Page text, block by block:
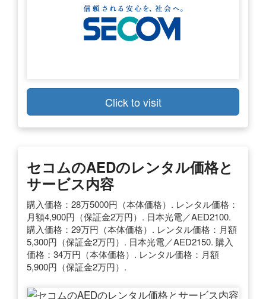
Click to visit
セコムのAEDのレンタル価格と
サービス内容
購入価格：28万5000円（本体価格）. レンタル価格：
月額4,900円（保証金2万円）. 日本光電／AED2100.
購入価格：29万円（本体価格）. レンタル価格：月額
5,300円（保証金2万円）. 日本光電／AED2150. 購入
価格：34万円（本体価格）. レンタル価格：月額
5,900円（保証金2万円）.